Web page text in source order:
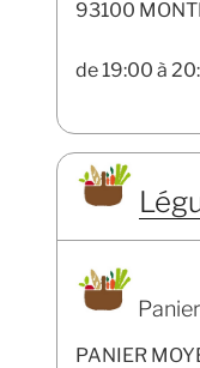
93100
de 19:00 à
PANIER